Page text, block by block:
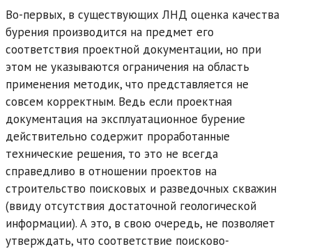
Во-первых, в существующих ЛНД оценка качества
бурения производится на предмет его
соответствия проектной документации, но при
этом не указываются ограничения на область
применения методик, что представляется не
совсем корректным. Ведь если проектная
документация на эксплуатационное бурение
действительно содержит проработанные
технические решения, то это не всегда
справедливо в отношении проектов на
строительство поисковых и разведочных скважин
(ввиду отсутствия достаточной геологической
информации). А это, в свою очередь, не позволяет
утверждать, что соответствие поисково-